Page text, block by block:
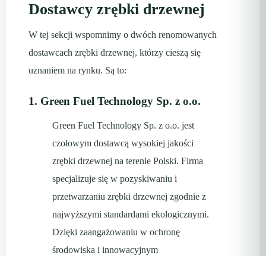
Dostawcy zrębki drzewnej
W tej sekcji wspomnimy o dwóch renomowanych
dostawcach zrębki drzewnej, którzy cieszą się
uznaniem na rynku. Są to:
1. Green Fuel Technology Sp. z o.o.
Green Fuel Technology Sp. z o.o. jest
czołowym dostawcą wysokiej jakości
zrębki drzewnej na terenie Polski. Firma
specjalizuje się w pozyskiwaniu i
przetwarzaniu zrębki drzewnej zgodnie z
najwyższymi standardami ekologicznymi.
Dzięki zaangażowaniu w ochronę
środowiska i innowacyjnym